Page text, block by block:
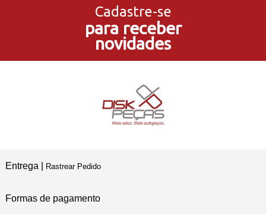
5% de Desconto
no Pagamento PIX
Em Nossas Lojas Físicas
Cadastre-se
para receber
novidades
Entrega | Rastrear Pedido
Formas de pagamento